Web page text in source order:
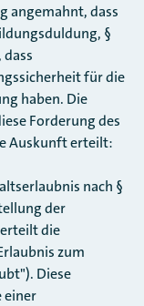
angemahnt, dass
§
für die
haben. Die
Forderung des
Auskunft erteilt:
nach §
der
die
zum
Diese
einer